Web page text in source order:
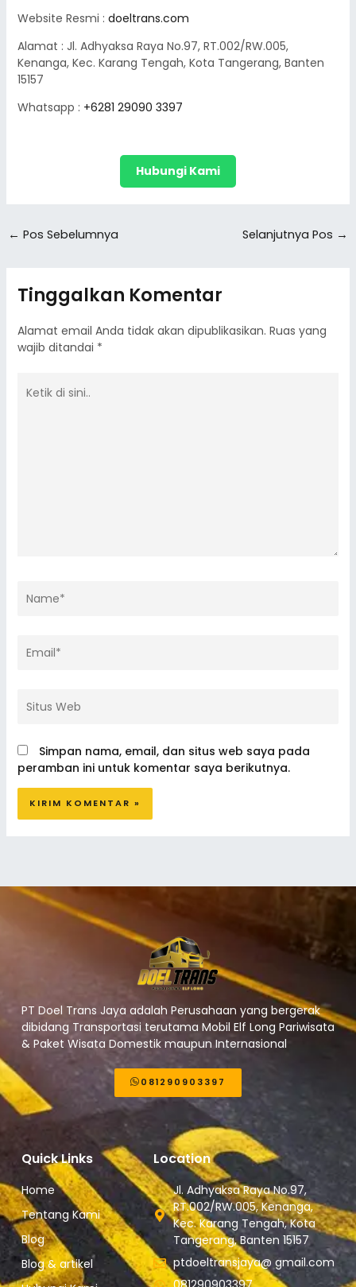
Website Resmi : doeltrans.com
Alamat : Jl. Adhyaksa Raya No.97, RT.002/RW.005,
Kenanga, Kec. Karang Tengah, Kota Tangerang, Banten
15157
Whatsapp : +6281 29090 3397
Hubungi Kami
← Pos Sebelumnya Selanjutnya Pos →
Tinggalkan Komentar
Alamat email Anda tidak akan dipublikasikan. Ruas yang
wajib ditandai *
di
Web
Simpan nama, email, dan situs web saya pada
peramban ini untuk komentar saya berikutnya.
PT Doel Trans Jaya adalah Perusahaan yang bergerak
dibidang Transportasi terutama Mobil Elf Long Pariwisata
& Paket Wisata Domestik maupun Internasional
081290903397
Quick Links
Home
Tentang Kami
Blog
Blog & artikel
Location
Jl. Adhyaksa Raya No.97,
RT.002/RW.005, Kenanga,
Kec. Karang Tengah, Kota
Tangerang, Banten 15157
ptdoeltransjaya@ gmail.com